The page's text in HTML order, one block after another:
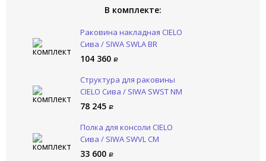
В комплекте:
Раковина накладная CIELO
Сива / SIWA SWLA BR
104 360
Структура для раковины
CIELO Сива / SIWA SWST NM
78 245
Полка для консоли CIELO
Сива / SIWA SWVL CM
33 600